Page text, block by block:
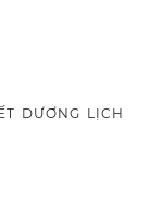
DƯƠNG LỊCH